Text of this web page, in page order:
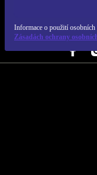
Informace o použití osobních
Zásadách ochrany